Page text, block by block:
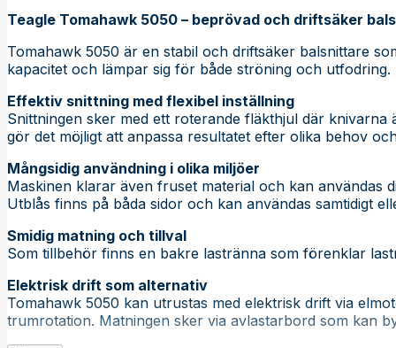
Teagle Tomahawk 5050 – beprövad och driftsäker
Tomahawk 5050 är en stabil och driftsäker balsnittare
kapacitet och lämpar sig för både ströning och utfodring.
Effektiv snittning med flexibel inställning
Snittningen sker med ett roterande fläkthjul där
gör det möjligt att anpassa resultatet efter olika behov
Mångsidig användning i olika miljöer
Maskinen klarar även fruset material och kan användas
Utblås finns på båda sidor och kan användas samtidigt
Smidig matning och tillval
Som tillbehör finns en bakre lastränna som förenklar
Elektrisk drift som alternativ
Tomahawk 5050 kan utrustas med elektrisk drift via
trumrotation. Matningen sker via avlastarbord som kan